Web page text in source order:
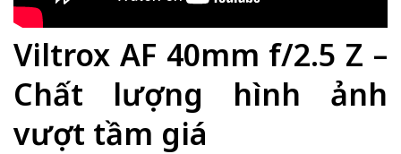
Viltrox AF 40mm f/2.5 Z –
Chất lượng hình ảnh
vượt tầm giá